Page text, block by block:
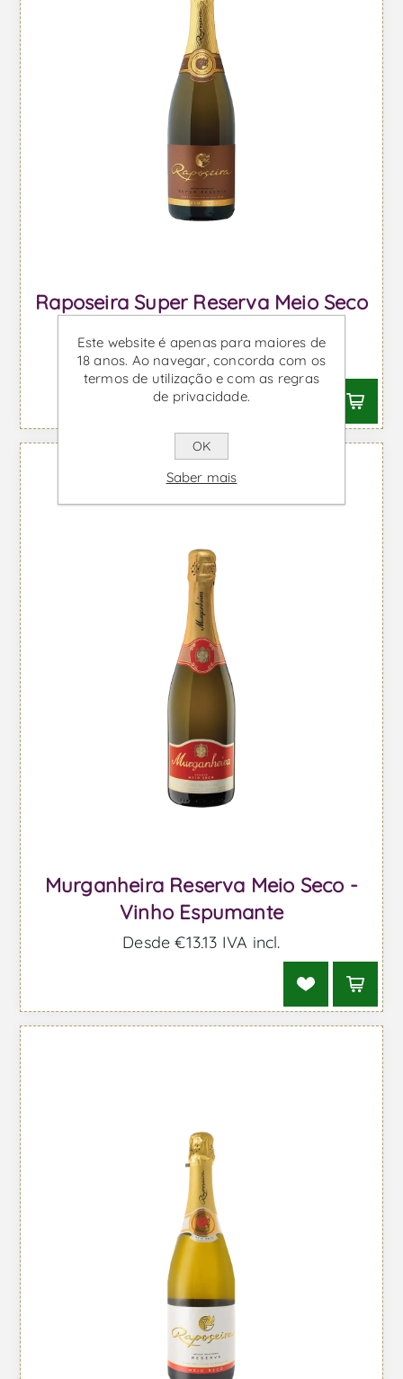
Raposeira Super Reserva Meio Seco
Desde €18,90 IVA incl.
Murganheira Reserva Meio Seco -
Vinho Espumante
Desde €13,13 IVA incl.
Este website é apenas para maiores de
18 anos. Ao navegar, concorda com os
termos de utilização e com as regras
de privacidade.
OK
Saber mais